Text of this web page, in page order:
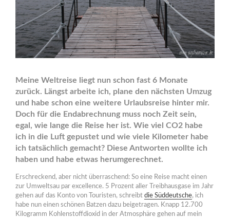
Meine Weltreise liegt nun schon fast 6 Monate
zurück. Längst arbeite ich, plane den nächsten Umzug
und habe schon eine weitere Urlaubsreise hinter mir.
Doch für die Endabrechnung muss noch Zeit sein,
egal, wie lange die Reise her ist. Wie viel CO2 habe
ich in die Luft gepustet und wie viele Kilometer habe
ich tatsächlich gemacht? Diese Antworten wollte ich
haben und habe etwas herumgerechnet.
Erschreckend, aber nicht überraschend: So eine Reise macht einen
zur Umweltsau par excellence. 5 Prozent aller Treibhausgase im Jahr
gehen auf das Konto von Touristen, schreibt die Süddeutsche, ich
habe nun einen schönen Batzen dazu beigetragen. Knapp 12.700
Kilogramm Kohlenstoffdioxid in der Atmosphäre gehen auf mein